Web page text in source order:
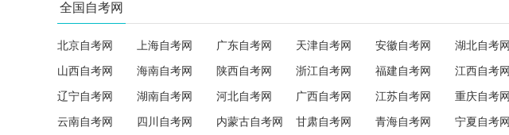
全国自考网
北京自考网 上海自考网 广东自考网 天津自考网 安徽自考网 湖北自考网
山西自考网 海南自考网 陕西自考网 浙江自考网 福建自考网 江西自考网
辽宁自考网 湖南自考网 河北自考网 广西自考网 江苏自考网 重庆自考网
云南自考网 四川自考网 内蒙古自考网 甘肃自考网 青海自考网 宁夏自考网